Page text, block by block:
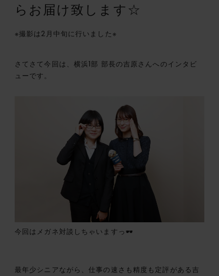
らお届け致します☆
※撮影は2月中旬に行いました※
さてさて今回は、横浜1部 部長の吉原さんへのインタビ
ューです。
今回はメガネ対談しちゃいますっ🕶
最年少シニアながら、仕事の速さも精度も定評がある吉